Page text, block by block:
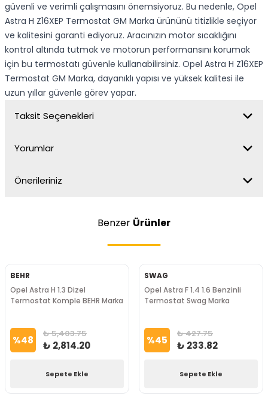
güvenli ve verimli çalışmasını önemsiyoruz. Bu nedenle, Opel
Astra H Z16XEP Termostat GM Marka ürününü titizlikle seçiyor
ve kalitesini garanti ediyoruz. Aracınızın motor sıcaklığını
kontrol altında tutmak ve motorun performansını korumak
için bu termostatı güvenle kullanabilirsiniz. Opel Astra H Z16XEP
Termostat GM Marka, dayanıklı yapısı ve yüksek kalitesi ile
uzun yıllar güvenle görev yapar.
Taksit Seçenekleri
Yorumlar
Önerileriniz
Benzer Ürünler
BEHR
Opel Astra H 1.3 Dizel
Termostat Komple BEHR Marka
%48 ₺ 5,403.75
₺ 2,814.20
Sepete Ekle
SWAG
Opel Astra F 1.4 1.6 Benzinli
Termostat Swag Marka
%45 ₺ 427.75
₺ 233.82
Sepete Ekle